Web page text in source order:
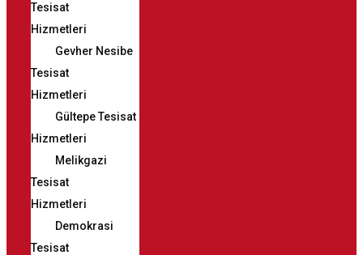
Tesisat
Hizmetleri
Gevher Nesibe
Tesisat
Hizmetleri
Gültepe Tesisat
Hizmetleri
Melikgazi
Tesisat
Hizmetleri
Demokrasi
Tesisat